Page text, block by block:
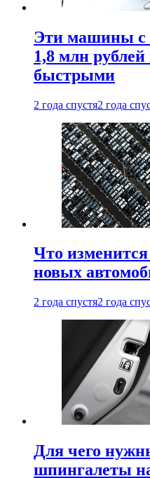
Эти машины
1,8 млн
быстрыми
2 года спустя2 года
Что
новых
2 года спустя2 года
Для чего
шпингалеты